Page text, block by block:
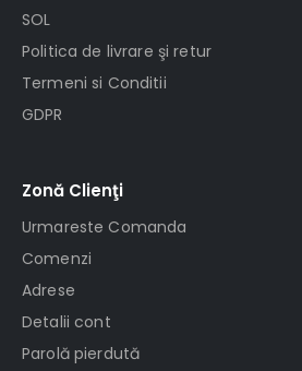
SOL
Politica de livrare şi retur
Termeni si Conditii
GDPR
Zonă Clienţi
Urmareste Comanda
Comenzi
Adrese
Detalii cont
Parolă pierdută